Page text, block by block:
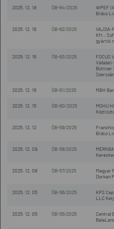
2025. 12. 18 ÖB-64/2025
WPEF
Bidco
2025. 12. 16 ÖB-62/2025
VAJDA-
Kft.;
gyártói
2025. 12. 16 ÖB-63/2025
FOCUS
Vállalati
Büttner
2025. 12. 16 ÖB-61/2025 MBH
2025. 12. 15 ÖB-60/2025
MOHU
2025. 12. 12 ÖB-59/2025
Bidco
2025. 12. 09 ÖB-58/2025
2025. 12. 08 ÖB-57/2025
Magyar
Dorkan
2025. 12. 05 ÖB-56/2025
KPS
LLC
2025. 12. 05 ÖB-55/2025
Central